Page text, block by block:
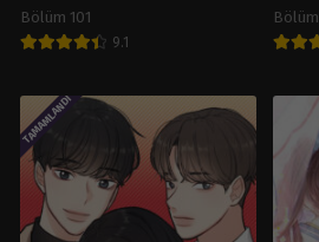
Bölüm 101
9.1
TAMAMLANDI